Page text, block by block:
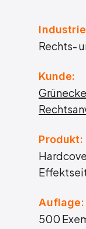
Rechts-
Kunde:
Produkt:
Auflage:
500